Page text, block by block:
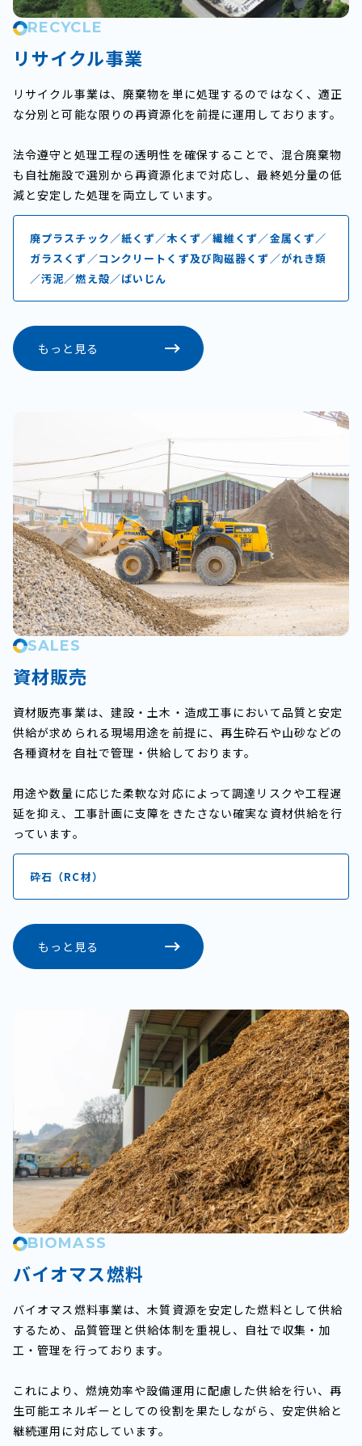
RECYCLE
リサイクル事業
リサイクル事業は、廃棄物を単に処理するのではなく、適正
な分別と可能な限りの再資源化を前提に運用しております。
法令遵守と処理工程の透明性を確保することで、混合廃棄物
も自社施設で選別から再資源化まで対応し、最終処分量の低
減と安定した処理を両立しています。
廃プラスチック／紙くず／木くず／繊維くず／金属くず／
ガラスくず／コンクリートくず及び陶磁器くず／がれき類
／汚泥／燃え殻／ばいじん
もっと見る
SALES
資材販売
資材販売事業は、建設・土木・造成工事において品質と安定
供給が求められる現場用途を前提に、再生砕石や山砂などの
各種資材を自社で管理・供給しております。
用途や数量に応じた柔軟な対応によって調達リスクや工程遅
延を抑え、工事計画に支障をきたさない確実な資材供給を行
っています。
砕石（RC材）
もっと見る
BIOMASS
バイオマス燃料
バイオマス燃料事業は、木質資源を安定した燃料として供給
するため、品質管理と供給体制を重視し、自社で収集・加
工・管理を行っております。
これにより、燃焼効率や設備運用に配慮した供給を行い、再
生可能エネルギーとしての役割を果たしながら、安定供給と
継続運用に対応しています。